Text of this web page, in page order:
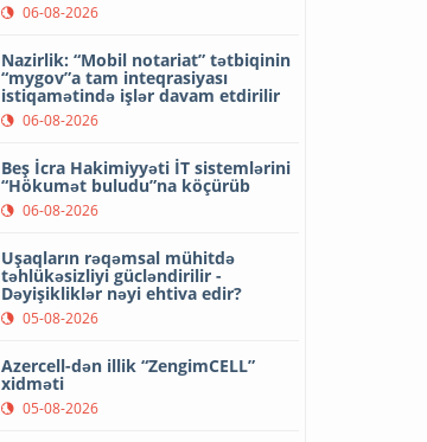
06-08-2026
Nazirlik: “Mobil notariat” tətbiqinin
“mygov”a tam inteqrasiyası
istiqamətində işlər davam etdirilir
06-08-2026
Beş İcra Hakimiyyəti İT sistemlərini
“Hökumət buludu”na köçürüb
06-08-2026
Uşaqların rəqəmsal mühitdə
təhlükəsizliyi gücləndirilir -
Dəyişikliklər nəyi ehtiva edir?
05-08-2026
Azercell-dən illik “ZengimCELL”
xidməti
05-08-2026